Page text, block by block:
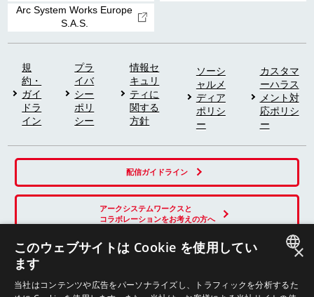
Arc System Works Europe
S.A.S.
規
約・
ガイ
ドラ
イン
プラ
イバ
シー
ポリ
シー
情報セ
キュリ
ティに
関する
方針
ソーシ
ャルメ
ディア
ポリシ
ー
カスタマ
ーハラス
メント対
応ポリシ
ー
配信ガイドライン
アークシステムワークスと
コラボレーションをお考えの方へ
SNS
×
このウェブサイトは Cookie を使用してい
ます
当社はコンテンツや広告をパーソナライズし、トラフィックを分析するた